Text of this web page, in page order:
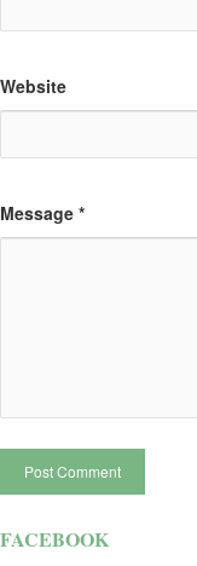
Website
Message *
Post Comment
FACEBOOK